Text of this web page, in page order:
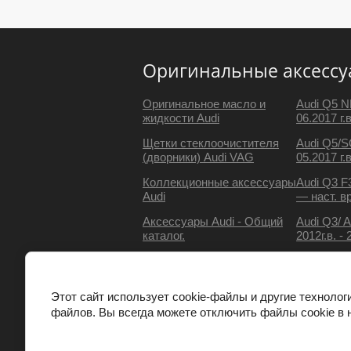
Оригинальные
Оригинальное масло и
жидкости Audi
Щетки стеклоочистителя
(дворники) Audi VAG
Коллекционные аксессуары
Audi
Аксессуары Audi - Общий
каталог.
Audi Q5
06.2017
Audi Q5/
05.2017
Audi Q3
— наст.
Audi Q3/
2012г.в. -
Этот сайт использует cookie-файлы и другие
файлов. Вы всегда можете отключить файлы cookie в